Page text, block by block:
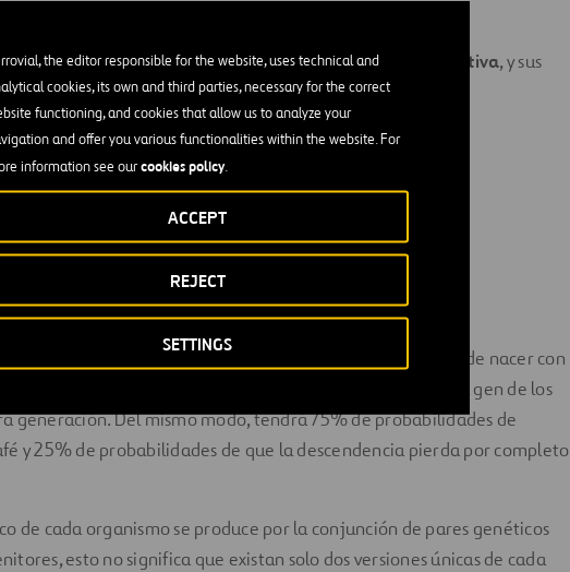
the editor responsible for the website, uses technical and
cookies, its own and third parties, necessary for the correct
functioning, and cookies that allow us to analyze your
and offer you various functionalities within the website. For
information see ourcookies policy.
SETTINGS
REJECT
ACCEPT
color café, pero poseen el gen de los ojos color verde.
Aa x Aa funciona como una multiplicación distributiva, y sus
que la descendencia tendrá solo 25% de probabilidades de nacer con
probabilidades de tener ojos color café pero transmitir el gen de los
generación. Del mismo modo, tendrá 75% de probabilidades de
y 25% de probabilidades de que la descendencia pierda por completo
de cada organismo se produce por la conjunción de pares genéticos
esto no significa que existan solo dos versiones únicas de cada